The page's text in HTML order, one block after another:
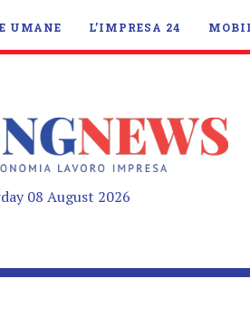
UMANE L’IMPRESA 24
08 August 2026